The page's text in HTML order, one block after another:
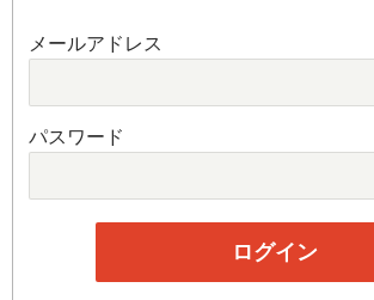
メールアドレス
パスワード